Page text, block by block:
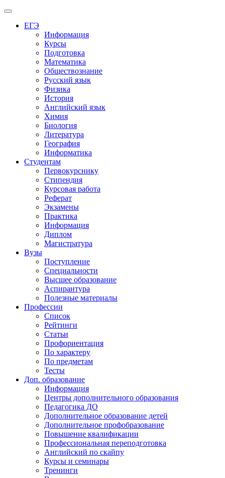
Меню
ЕГЭ
Информация
Курсы
Подготовка
Математика
Обществознание
Русский язык
Физика
История
Английский язык
Химия
Биология
Литература
География
Информатика
Студентам
Первокурснику
Стипендия
Курсовая работа
Реферат
Экзамены
Практика
Информация
Диплом
Магистратура
Вузы
Поступление
Специальности
Высшее образование
Аспирантура
Полезные материалы
Профессии
Список
Рейтинги
Статьи
Профориентация
По характеру
По предметам
Тесты
Доп. образование
Информация
Центры дополнительного образования
Педагогика ДО
Дополнительное образование детей
Дополнительное профобразование
Повышение квалификации
Профессиональная переподготовка
Английский по скайпу
Курсы и семинары
Тренинги